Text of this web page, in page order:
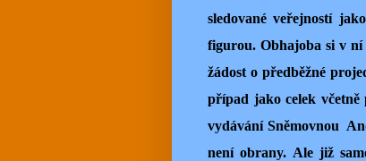
sledované veřejností
figurou. Obhajoba si v ní
žádost o předběžné
případ jako celek včetně
vydávání Sněmovnou
není obrany. Ale již